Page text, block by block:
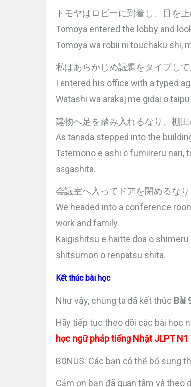
トモヤはロビーに到着し、目を上
Tomoya entered the lobby and
Tomoya wa robii ni touchaku shi,
私はあらかじめ議題をタイプし
I entered his office with a typed
Watashi wa arakajime gidai o
建物へ足を踏み入れるなり、棚
As tanada stepped into the
Tatemono e ashi o fumiireru nari,
sagashita.
会議室へ入ってドアを閉めるな
We headed into a conference
work and family.
Kaigishitsu e haitte doa o
shitsumon o renpatsu shita.
Kết thúc bài học
Như vậy, chúng ta đã kết thúc Bài
Hãy tiếp tục theo dõi các bài học
học ngữ pháp tiếng Nhật JLPT N1
BONUS: Các bạn có thể bổ sung
Cảm ơn bạn đã quan tâm và theo